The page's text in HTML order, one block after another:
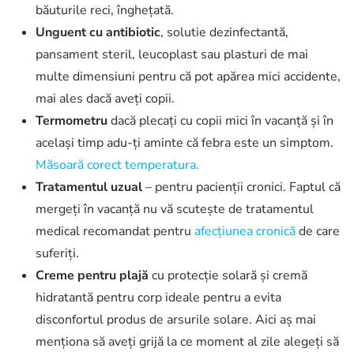
băuturile reci, înghețată.
Unguent cu antibiotic, solutie dezinfectantă,
pansament steril, leucoplast sau plasturi de mai
multe dimensiuni pentru că pot apărea mici accidente,
mai ales dacă aveți copii.
Termometrudacă plecați cu copii mici în vacanță și în
același timp adu-ți aminte că febra este un simptom.
Măsoară corect temperatura.
Tratamentul uzual– pentru pacienții cronici. Faptul că
mergeți în vacanță nu vă scutește de tratamentul
medical recomandat pentru afecțiunea cronicăde care
suferiți.
Creme pentru plajă cu protecție solară şi cremă
hidratantă pentru corp ideale pentru a evita
disconfortul produs de arsurile solare. Aici aș mai
menționa să aveți grijă la ce moment al zile alegeți să